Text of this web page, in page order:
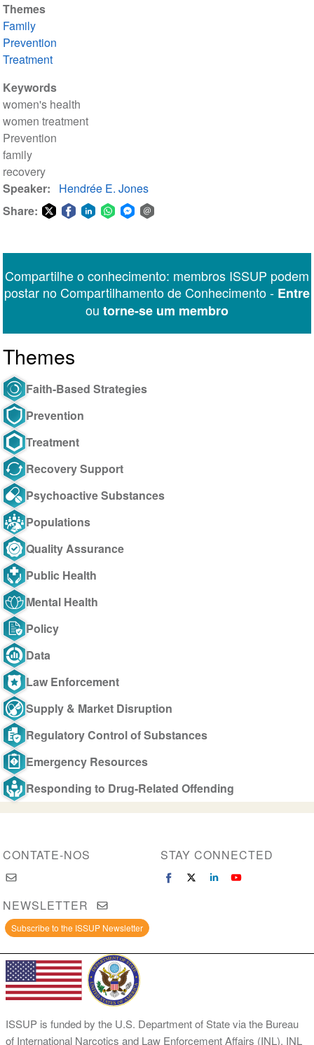
Themes
Family
Prevention
Treatment
Keywords
women's health
women treatment
Prevention
family
recovery
Speaker
Hendrée E. Jones
Share:
Messenger
Compartilhe o conhecimento: membros ISSUP podem
postar no Compartilhamento de Conhecimento - Entre
ou torne-se um membro
Themes
Faith-Based Strategies
Prevention
Treatment
Recovery Support
Psychoactive Substances
Populations
Quality Assurance
Public Health
Mental Health
Policy
Data
Law Enforcement
Supply & Market Disruption
Regulatory Control of Substances
Emergency Resources
Responding to Drug-Related Offending
CONTATE-NOS STAY CONNECTED
NEWSLETTER
Subscribe to the ISSUP Newsletter
ISSUP is funded by the U.S. Department of State via the Bureau
of International Narcotics and Law Enforcement Affairs (INL). INL